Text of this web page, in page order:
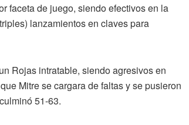
faceta de juego, siendo efectivos en la
lanzamientos en claves para
Rojas intratable, siendo agresivos en
Mitre se cargara de faltas y se pusieron
51-63.